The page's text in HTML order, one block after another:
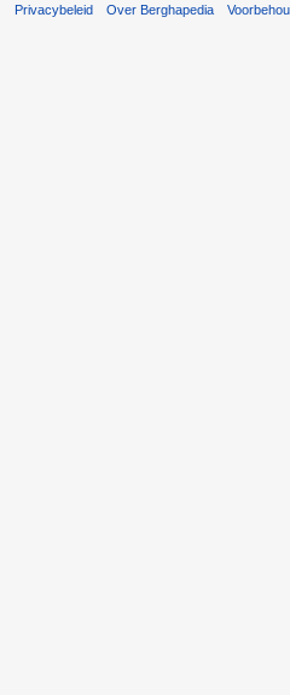
Privacybeleid Over Berghapedia